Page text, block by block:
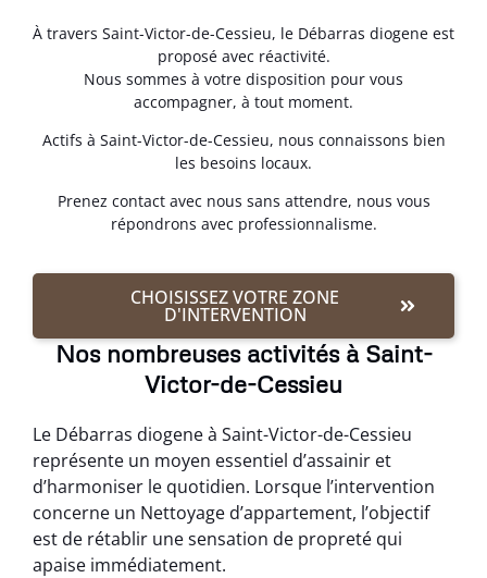
À travers Saint-Victor-de-Cessieu, le Débarras diogene est
proposé avec réactivité.
Nous sommes à votre disposition pour vous
accompagner, à tout moment.
Actifs à Saint-Victor-de-Cessieu, nous connaissons bien
les besoins locaux.
Prenez contact avec nous sans attendre, nous vous
répondrons avec professionnalisme.
CHOISISSEZ VOTRE ZONE
D'INTERVENTION
Nos nombreuses activités à Saint-
Victor-de-Cessieu
Le Débarras diogene à Saint-Victor-de-Cessieu
représente un moyen essentiel d’assainir et
d’harmoniser le quotidien. Lorsque l’intervention
concerne un Nettoyage d’appartement, l’objectif
est de rétablir une sensation de propreté qui
apaise immédiatement.